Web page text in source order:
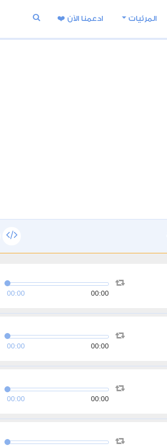
المرئيات ادعمنا اﻵن ❤️
00:00 00:00
00:00 00:00
00:00 00:00